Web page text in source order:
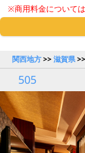
※商用料金について
関西地方>>滋賀県>>
505